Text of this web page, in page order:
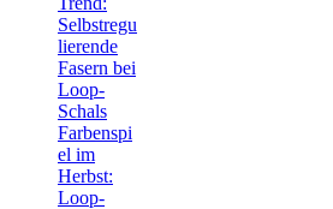
Selbstregu
lierende
Fasern bei
Loop-
Schals
Farbenspi
el im
Herbst:
Loop-